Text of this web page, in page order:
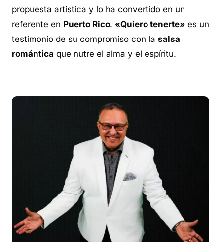
propuesta artística y lo ha convertido en un
referente en Puerto Rico. «Quiero tenerte» es un
testimonio de su compromiso con la salsa
romántica que nutre el alma y el espíritu.